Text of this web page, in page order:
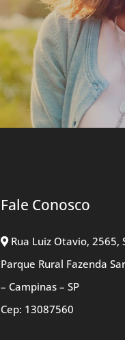
Fale Conosco
Rua Luiz Otavio, 2565,
Parque Rural Fazenda
– Campinas – SP
Cep: 13087560